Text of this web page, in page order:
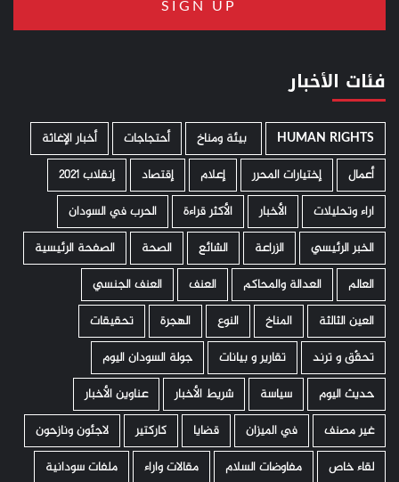
فئات الأخبار
HUMAN RIGHTS ­ بيئة ومناخ أحتجاجات
أخبار الإغاثة
أعمال
إختيارات المحرر إعلام إقتصاد
إنقلاب 2021
اراء وتحليلات
الأخبار الأكثر قراءة
الحرب في السودان
الخبر الرئيسي
الزراعة الشائع الصحة
الصفحة الرئيسية
العالم
العدالة والمحاكم العنف
العنف الجنسي
العين الثالثة
المناخ النوع الهجرة
تحقيقات
تحقّق و ترند
تقارير و بيانات
جولة السودان اليوم
حديث اليوم
سياسة شريط الأخبار
عناوين الأخبار
غير مصنف
في الميزان قضايا كاركتير
لاجئون ونازحون
لقاء خاص
مفاوضات السلام مقالات واراء ملفات سودانية